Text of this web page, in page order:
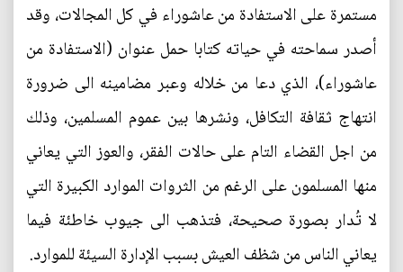
مستمرة على الاستفادة من عاشوراء في كل المجالات، وقد
أصدر سماحته في حياته كتابا حمل عنوان (الاستفادة من
عاشوراء)، الذي دعا من خلاله وعبر مضامينه الى ضرورة
انتهاج ثقافة التكافل، ونشرها بين عموم المسلمين، وذلك
من اجل القضاء التام على حالات الفقر، والعوز التي يعاني
منها المسلمون على الرغم من الثروات الموارد الكبيرة التي
لا تُدار بصورة صحيحة، فتذهب الى جيوب خاطئة فيما
يعاني الناس من شظف العيش بسبب الإدارة السيئة للموارد.